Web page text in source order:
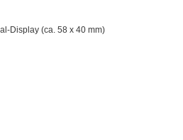
Display (ca. 58 x 40 mm)